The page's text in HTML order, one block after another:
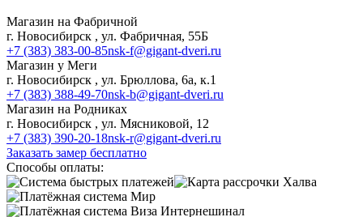
Магазин на Фабричной
г. Новосибирск , ул. Фабричная, 55Б
+7 (383) 383-00-85nsk-f@gigant-dveri.ru
Магазин у Меги
г. Новосибирск , ул. Брюллова, 6а, к.1
+7 (383) 388-49-70nsk-b@gigant-dveri.ru
Магазин на Родниках
г. Новосибирск , ул. Мясниковой, 12
+7 (383) 390-20-18nsk-r@gigant-dveri.ru
Заказать замер бесплатно
Способы оплаты: